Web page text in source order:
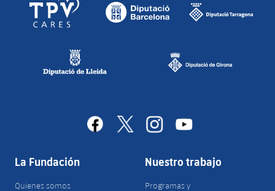
facebook
x instagramyoutube
La Fundación
Quienes somos
Nuestro trabajo
Programas y